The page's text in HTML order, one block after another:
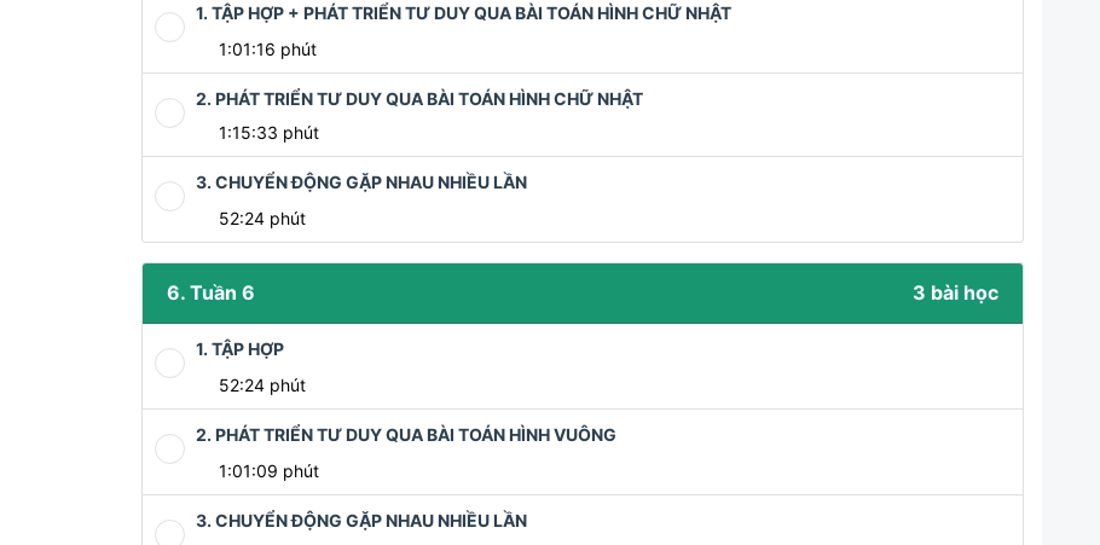
1. TẬP HỢP + PHÁT TRIỂN TƯ DUY QUA BÀI TOÁN HÌNH CHỮ NHẬT
1:01:16 phút
2. PHÁT TRIỂN TƯ DUY QUA BÀI TOÁN HÌNH CHỮ NHẬT
1:15:33 phút
3. CHUYỂN ĐỘNG GẶP NHAU NHIỀU LẦN
52:24 phút
6. Tuần 6 3 bài học
1. TẬP HỢP
52:24 phút
2. PHÁT TRIỂN TƯ DUY QUA BÀI TOÁN HÌNH VUÔNG
1:01:09 phút
3. CHUYỂN ĐỘNG GẶP NHAU NHIỀU LẦN